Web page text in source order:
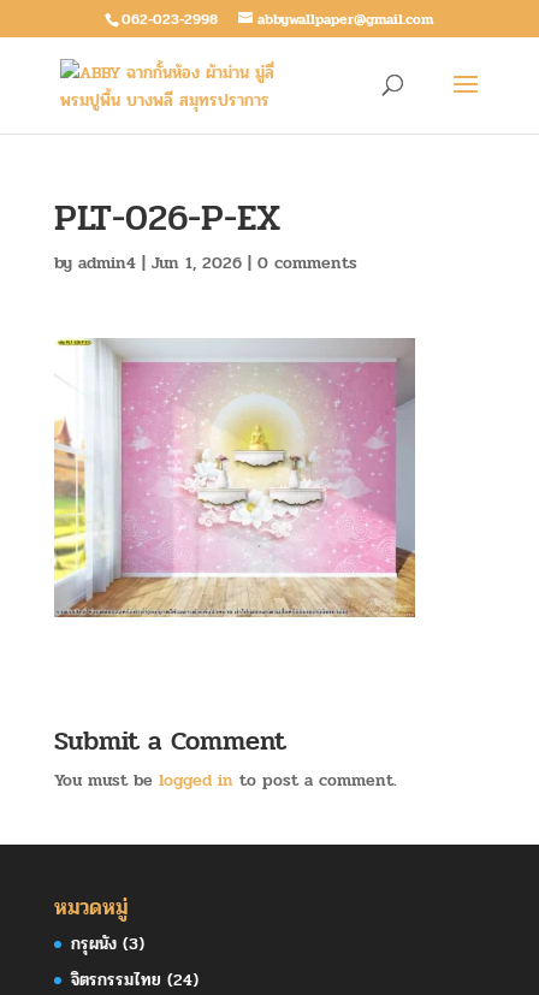
062-023-2998 abbywallpaper@gmail.com
PLT-026-P-EX
by admin4| Jun 1, 2026| 0 comments
Submit a Comment
You must be logged into post a comment.
หมวดหมู่
กรุผนัง(3)
จิตรกรรมไทย (24)